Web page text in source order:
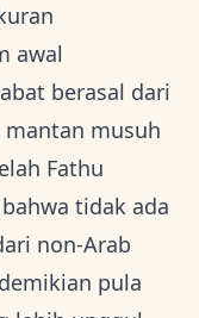
awal
berasal dari
mantan musuh
Fathu
non-Arab
pula